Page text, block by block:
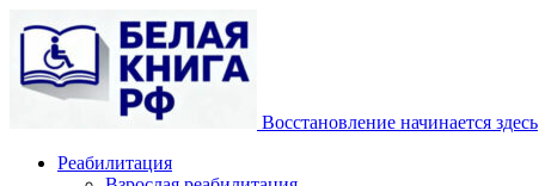
Восстановление начинается здесь
Реабилитация